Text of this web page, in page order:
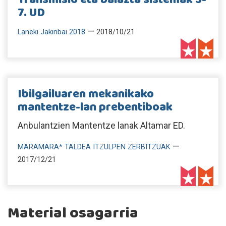
7. UD
Laneki Jakinbai 2018 — 2018/10/21
Ibilgailuaren mekanikako
mantentze-lan prebentiboak
Anbulantzien Mantentze lanak Altamar ED.
MARAMARA* TALDEA ITZULPEN ZERBITZUAK —
2017/12/21
Material osagarria